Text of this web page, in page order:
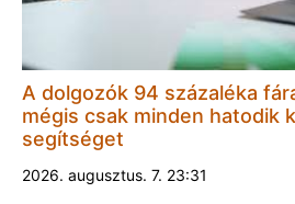
A dolgozók 94 százaléka
mégis csak minden hatodik
segítséget
2026. augusztus. 7. 23:31